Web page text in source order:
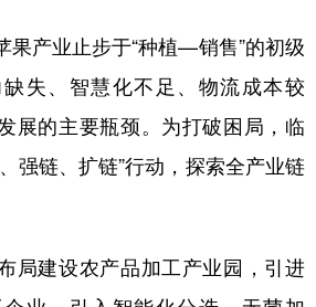
产业止步于“种植—销售”的初级
失、智慧化不足、物流成本较
展的主要瓶颈。为打破困局，临
强链、扩链”行动，探索全产业链
建设农产品加工产业园，引进